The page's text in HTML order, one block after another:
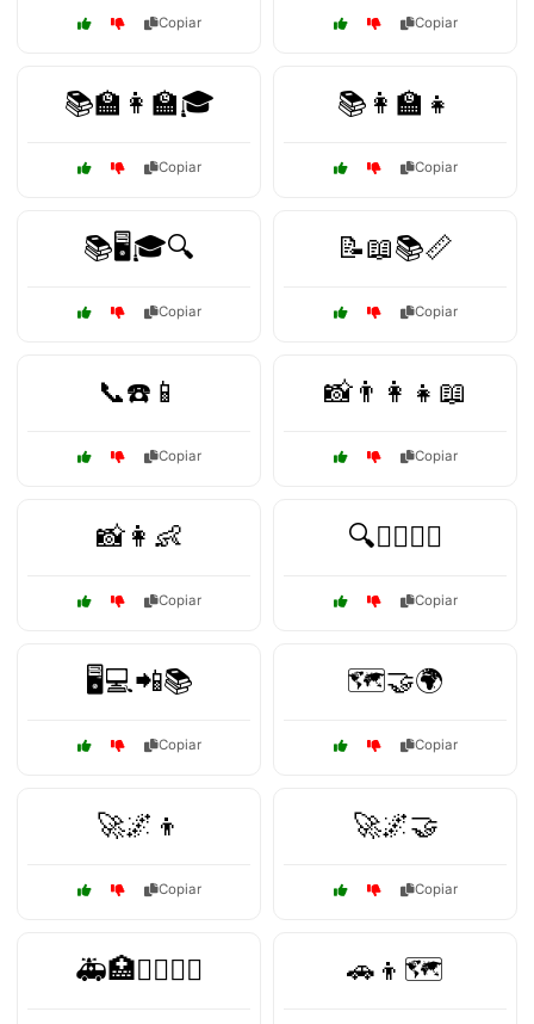
Copiar Copiar
📚🏫👩‍🏫🎓
Copiar
📚👩‍🏫👧
Copiar
📚🖥️🎓🔍
Copiar
📝📖📚📏
Copiar
📞☎️📱
Copiar
📸👨‍👩‍👧📖
Copiar
📸👩👶
Copiar
🔍🕵️‍♂️🕵️‍♀️
Copiar
🖥️💻📲📚
Copiar
🗺️🤝🌍
Copiar
🚀🌌👦
Copiar
🚀🌌🤝
Copiar
🚑🏥👨‍⚕️👩‍⚕️ 🚗👦🗺️